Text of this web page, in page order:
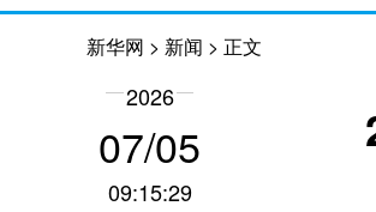
新华网 > 新闻 > 正文
2026
07/05
09:15:29